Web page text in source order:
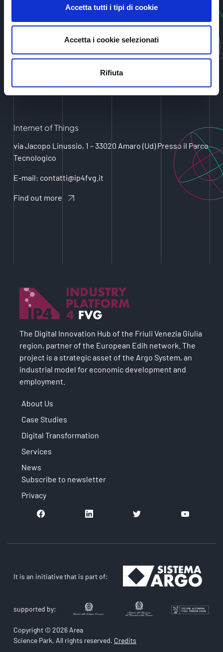
Accetta tutti i tipi di cookie
Accetta i cookie selezionati
Rifiuta
Via Sondrio, 2 - 33100 Udine Presso UniUd Lab Village,
E-mail: contatti@ip4fvg.it
Find out more
Internet of Things
via Jacopo Linussio, 1 – 33020 Amaro (Ud) Presso il Parco
Tecnologico
E-mail: contatti@ip4fvg.it
Find out more
The Digital Innovation Hub of the Friuli Venezia Giulia
region, partner of the European Edih network. The
project is a strategic asset of the Argo System, an
industrial model for economic development and
employment.
About Us
Case Studies
Digital Transformation
Services
News
Subscribe to newsletter
Privacy
It is an initiative that is part of:
supported by:
Copyright © 2026 Area
Science Park, All rights reserved. Credits